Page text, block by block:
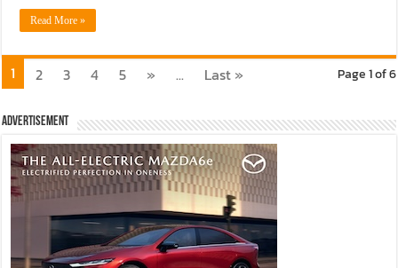
Read More »
Page 1 of 6
1 2 3 4 5 » ... Last »
Advertisement